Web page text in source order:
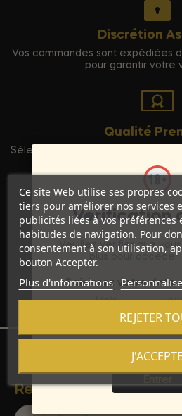
Discrétion
Vos commandes sont expédiées
pour garantir votre
Qualité
Sélection rigoureuse de produits
Achats
Transactions protégées et
préservées pour une
Restez Informé Avec
Ce site Web utilise ses propres
tiers pour améliorer nos services
publicités liées à vos préférences
habitudes de navigation. Pour
consentement à son utilisation,
bouton Accepter.
Plus d'informations
REJETER
J'ACCEPTE
Vérification
Veuillez vérifier que vous
plus pour accéder
Saisissez votre date
Mois
Sortie